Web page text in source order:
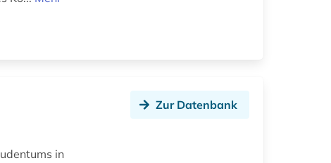
in
Zur Datenbank